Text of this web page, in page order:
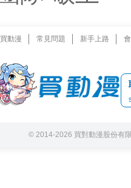
動漫 常見問題 新手上路
© 2014-2026 買對動漫股份有